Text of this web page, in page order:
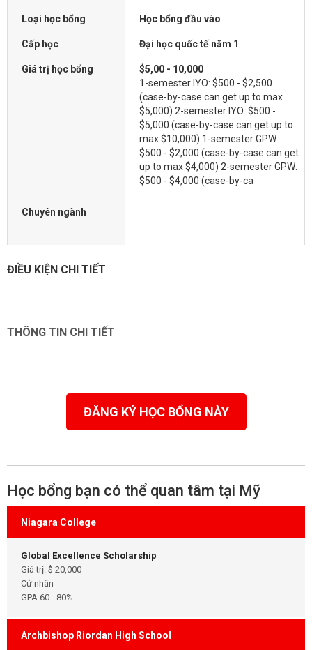
Loại học bổng Học bổng đầu vào
Cấp học Đại học quốc tế năm 1
Giá trị học bổng
$5,00 - 10,000
1-semester IYO: $500 - $2,500
(case-by-case can get up to max
$5,000) 2-semester IYO: $500 -
$5,000 (case-by-case can get up to
max $10,000) 1-semester GPW:
$500 - $2,000 (case-by-case can get
up to max $4,000) 2-semester GPW:
$500 - $4,000 (case-by-ca
Chuyên ngành
ĐIỀU KIỆN CHI TIẾT
THÔNG TIN CHI TIẾT
ĐĂNG KÝ HỌC BỔNG NÀY
Học bổng bạn có thể quan tâm tại Mỹ
Niagara College
Global Excellence Scholarship
Giá trị: $ 20,000
Cử nhân
GPA 60 - 80%
Archbishop Riordan High School